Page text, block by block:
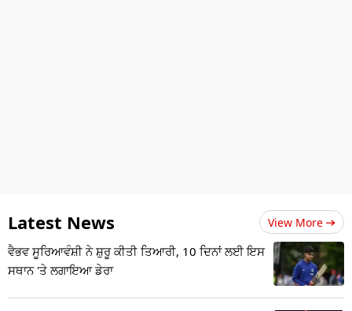
Latest News View More
ਵੈਭਵ ਸੂਰਿਆਵੰਸ਼ੀ ਨੇ ਸ਼ੁਰੂ ਕੀਤੀ ਤਿਆਰੀ, 10 ਦਿਨਾਂ ਲਈ ਇਸ
ਸਥਾਨ 'ਤੇ ਲਗਾਇਆ ਡੇਰਾ